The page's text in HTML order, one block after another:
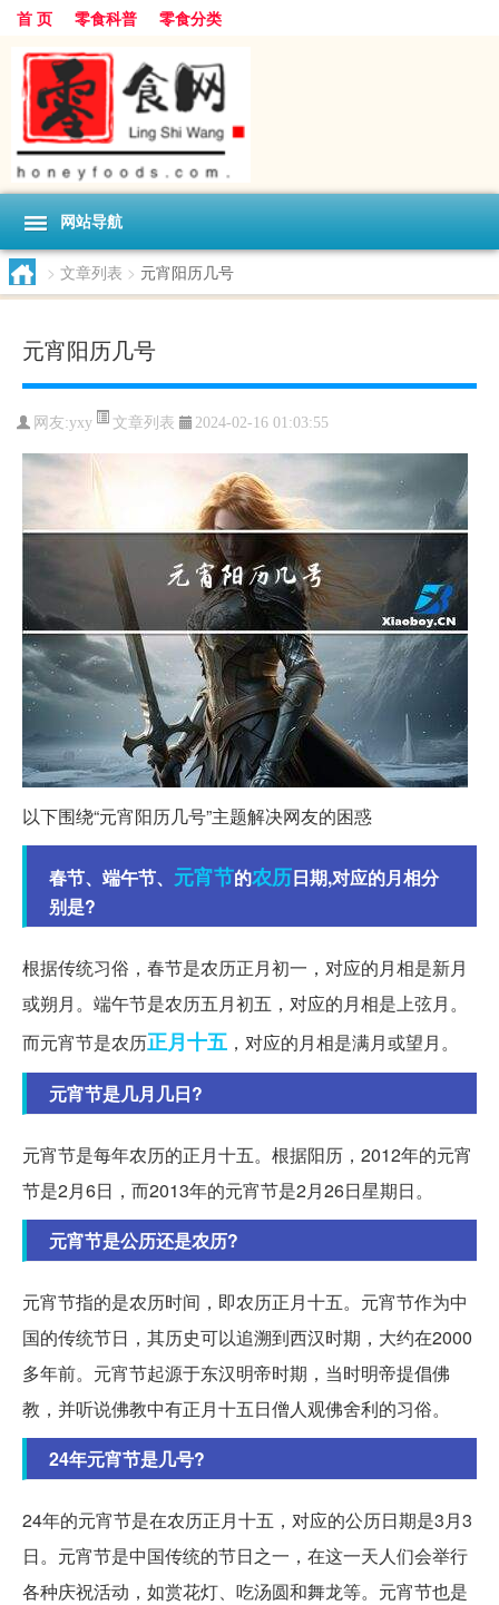
首 页 零食科普 零食分类
网站导航
> 文章列表 > 元宵阳历几号
元宵阳历几号
网友:yxy 文章列表 2024-02-16 01:03:55
以下围绕“元宵阳历几号”主题解决网友的困惑
春节、端午节、 元宵节的农历日期,对应的月相分
别是?
根据传统习俗，春节是农历正月初一，对应的月相是新月
或朔月。端午节是农历五月初五，对应的月相是上弦月。
而元宵节是农历正月十五 ，对应的月相是满月或望月。
元宵节是几月几日?
元宵节是每年农历的正月十五。根据阳历，2012年的元宵
节是2月6日，而2013年的元宵节是2月26日星期日。
元宵节是公历还是农历?
元宵节指的是农历时间，即农历正月十五。元宵节作为中
国的传统节日，其历史可以追溯到西汉时期，大约在2000
多年前。元宵节起源于东汉明帝时期，当时明帝提倡佛
教，并听说佛教中有正月十五日僧人观佛舍利的习俗。
24年元宵节是几号?
24年的元宵节是在农历正月十五，对应的公历日期是3月3
日。元宵节是中国传统的节日之一，在这一天人们会举行
各种庆祝活动，如赏花灯、吃汤圆和舞龙等。元宵节也是